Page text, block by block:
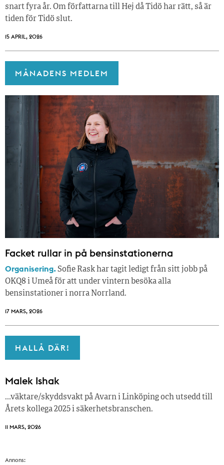
snart fyra år. Om författarna till Hej då Tidö har rätt, så är
tiden för Tidö slut.
15 APRIL, 2026
MÅNADENS MEDLEM
Facket rullar in på bensinstationerna
Organisering.Sofie Rask har tagit ledigt från sitt jobb på
OKQ8 i Umeå för att under vintern besöka alla
bensinstationer i norra Norrland.
17 MARS, 2026
HALLÅ DÄR!
Malek Ishak
…väktare/skyddsvakt på Avarn i Linköping och utsedd till
Årets kollega 2025 i säkerhetsbranschen.
11 MARS, 2026
Annons: